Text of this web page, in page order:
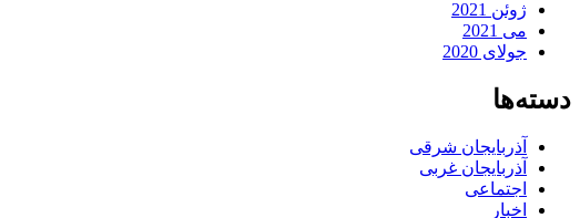
ژوئن 2021
می 2021
جولای 2020
دسته‌ها
آذربایجان شرقی
آذربایجان غربی
اجتماعی
اخبار